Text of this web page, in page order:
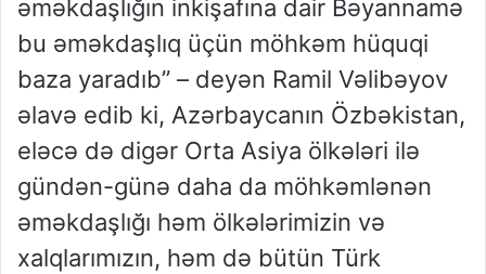
əməkdaşlığın inkişafına dair Bəyannamə
bu əməkdaşlıq üçün möhkəm hüquqi
baza yaradıb” – deyən Ramil Vəlibəyov
əlavə edib ki, Azərbaycanın Özbəkistan,
eləcə də digər Orta Asiya ölkələri ilə
gündən-günə daha da möhkəmlənən
əməkdaşlığı həm ölkələrimizin və
xalqlarımızın, həm də bütün Türk